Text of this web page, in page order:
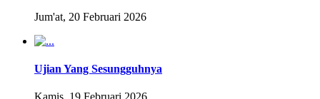
Jum'at, 20 Februari 2026
Ujian Yang Sesungguhnya